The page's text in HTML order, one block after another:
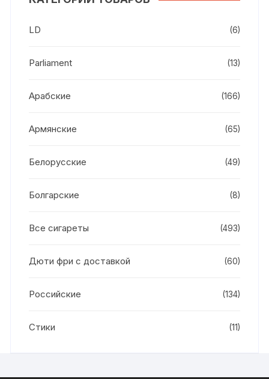
LD (6)
Parliament (13)
Арабские (166)
Армянские (65)
Белорусские (49)
Болгарские (8)
Все сигареты (493)
Дюти фри с доставкой (60)
Российские (134)
Стики (11)